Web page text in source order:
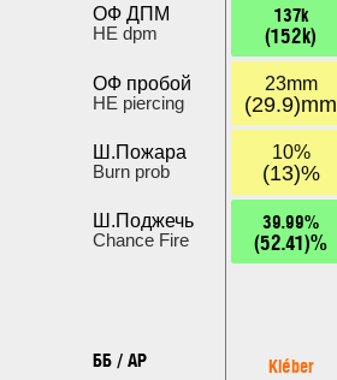
ОФ ДПМ
HE dpm
ОФ пробой
HE piercing
Ш.Пожара
Burn prob
Ш.Поджечь
Chance Fire
ББ / AP
137k
(152k)
23mm
(29.9)mm
10%
(13)%
39.99%
(52.41)%
Kléber